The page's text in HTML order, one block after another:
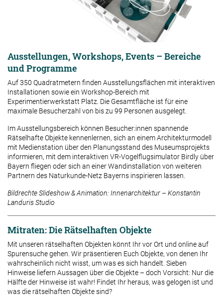
Ausstellungen, Workshops, Events – Bereiche
und Programme
Auf 350 Quadratmetern finden Ausstellungsflächen mit interaktiven
Installationen sowie ein Workshop-Bereich mit
Experimentierwerkstatt Platz. Die Gesamtfläche ist für eine
maximale Besucherzahl von bis zu 99 Personen ausgelegt.
Im Ausstellungsbereich können Besucher:innen spannende
Rätselhafte Objekte kennenlernen, sich an einem Architekturmodell
mit Medienstation über den Planungsstand des Museumsprojekts
informieren, mit dem interaktiven VR-Vogelflugsimulator Birdly über
Bayern fliegen oder sich an einer Wandinstallation von weiteren
Partnern des Naturkunde-Netz Bayerns inspirieren lassen.
Bildrechte Slideshow & Animation: Innenarchitektur – Konstantin
Landuris Studio
Mitraten: Die Rätselhaften Objekte
Mit unseren rätselhaften Objekten könnt Ihr vor Ort und online auf
Spurensuche gehen. Wir präsentieren Euch Objekte, von denen Ihr
wahrscheinlich nicht wisst, um was es sich handelt. Sieben
Hinweise liefern Aussagen über die Objekte – doch Vorsicht: Nur die
Hälfte der Hinweise ist wahr! Findet Ihr heraus, was gelogen ist und
was die rätselhaften Objekte sind?